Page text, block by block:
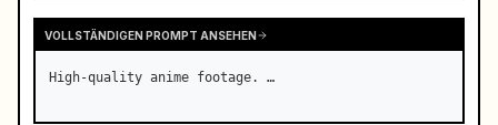
VOLLSTÄNDIGEN PROMPT ANSEHEN
High-quality anime footage. …